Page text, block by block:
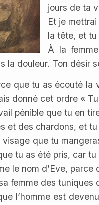
jours de ta
Et je
la tête, et tu
À la
la douleur. Ton désir
que tu as écouté
donné cet ordre «
pénible que tu en
et des chardons, et
visage que tu
tu as été pris, car
le nom d’Eve, parce
femme des tuniques
l’homme est